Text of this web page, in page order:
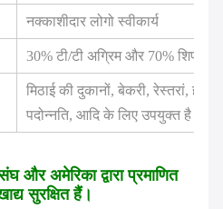
नक्काशीदार लोगो स्वीकार्य
30% टी/टी अग्रिम और 70% शिपमेंट
मिठाई की दुकानों, बेकरी, रेस्तरां,
पदोन्नति, आदि के लिए उपयुक्त है।
और अमेरिका द्वारा प्रमाणित
सुरक्षित हैं।